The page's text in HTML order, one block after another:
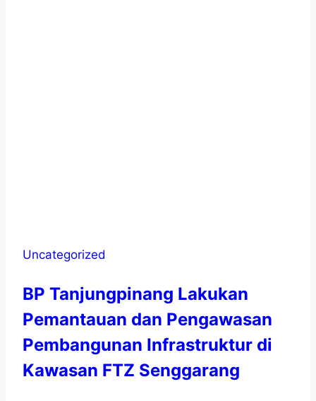
Uncategorized
BP Tanjungpinang Lakukan
Pemantauan dan Pengawasan
Pembangunan Infrastruktur di
Kawasan FTZ Senggarang